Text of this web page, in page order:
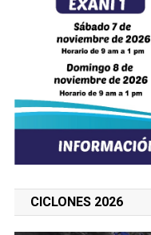
CICLONES 2026